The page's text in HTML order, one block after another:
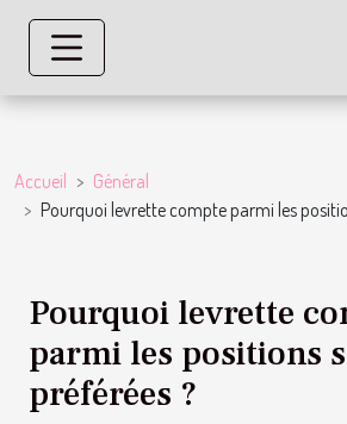
Accueil
Général
Pourquoi levrette compte parmi les
Pourquoi levrette
parmi les positions
préférées ?